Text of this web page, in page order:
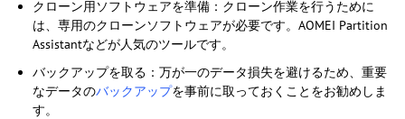
クローン用ソフトウェアを準備：クローン作業を行うために
は、専用のクローンソフトウェアが必要です。AOMEI Partition
Assistantなどが人気のツールです。
バックアップを取る：万が一のデータ損失を避けるため、重要
なデータのバックアップを事前に取っておくことをお勧めしま
す。